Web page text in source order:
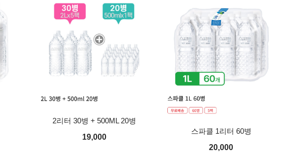
2리터 30병 + 500ML 20병
19,000
스파클 1리터 60병
20,000